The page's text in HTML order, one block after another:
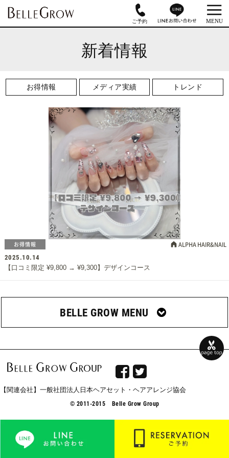
新着情報
お得情報 メディア実績 トレンド
お得情報 ALPHA HAIR&NAIL
2025.10.14
【口コミ限定 ¥9,800 → ¥9,300】デザインコース
BELLE GROW MENU
 
【関連会社】一般社団法人日本ヘアセット・ヘアアレンジ協会
© 2011-2015 Belle Grow Group